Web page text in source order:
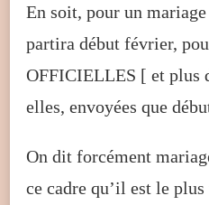
En soit, pour un
partira début février,
OFFICIELLES [ et plus
elles, envoyées que
On dit forcément
ce cadre qu’il est le